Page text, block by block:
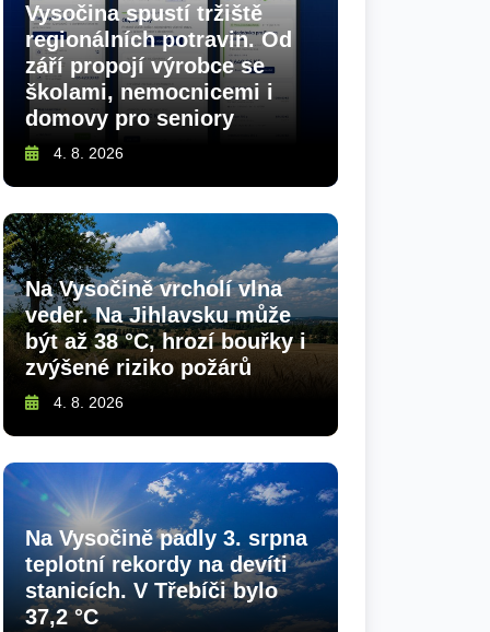
Vysočina spustí tržiště
regionálních potravin. Od
září propojí výrobce se
školami, nemocnicemi i
domovy pro seniory
4. 8. 2026
Na Vysočině vrcholí vlna
veder. Na Jihlavsku může
být až 38 °C, hrozí bouřky i
zvýšené riziko požárů
4. 8. 2026
Na Vysočině padly 3. srpna
teplotní rekordy na devíti
stanicích. V Třebíči bylo
37,2 °C